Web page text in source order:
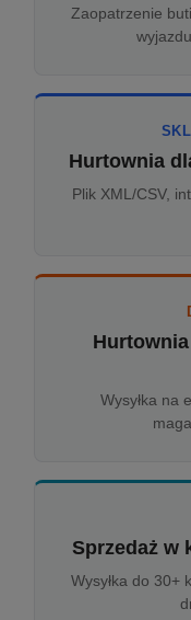
Zaopatrzenie
Hurtownia
Plik XML/CSV,
Wysyłka na
Sprzedaż w
Wysyłka do 30+